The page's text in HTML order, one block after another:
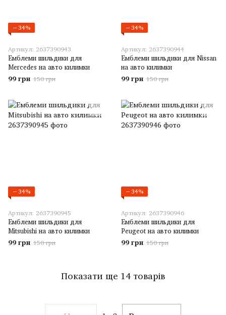
−34%
Артикул: 2637390943
Емблеми шильдики для
Mercedes на авто килимки
99 грн 150 грн
−34%
Артикул: 2637390944
Емблеми шильдики для Nissan
на авто килимки
99 грн 150 грн
−34%
Артикул: 2637390945
Емблеми шильдики для
Mitsubishi на авто килимки
99 грн 150 грн
−34%
Артикул: 2637390946
Емблеми шильдики для
Peugeot на авто килимки
99 грн 150 грн
Показати ще 14 товарів